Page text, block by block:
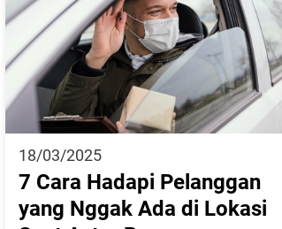
18/03/2025
7 Cara Hadapi Pelanggan
yang Nggak Ada di Lokasi